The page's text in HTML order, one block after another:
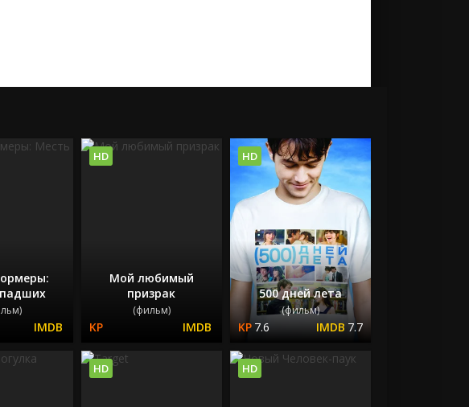
Мой любимый
призрак
(фильм)
HD
500 дней лета
(фильм)
7.6 7.7
HD
HD HD